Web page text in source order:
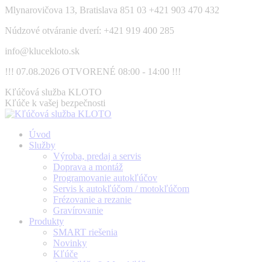
Skip
content
Mlynarovičova 13, Bratislava 851 03 +421 903 470 432
Núdzové otváranie dverí: +421 919 400 285
info@klucekloto.sk
!!! 07.08.2026 OTVORENÉ 08:00 - 14:00 !!!
Facebook
page
opens
new
window
Kľúčová služba KLOTO
Kľúče k vašej bezpečnosti
Úvod
Služby
Výroba, predaj a servis
Doprava a montáž
Programovanie autokľúčov
Servis k autokľúčom / motokľúčom
Frézovanie a rezanie
Gravírovanie
Produkty
SMART riešenia
Novinky
Kľúče